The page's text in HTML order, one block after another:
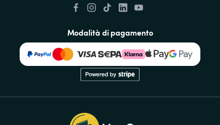
Modalità di pagamento